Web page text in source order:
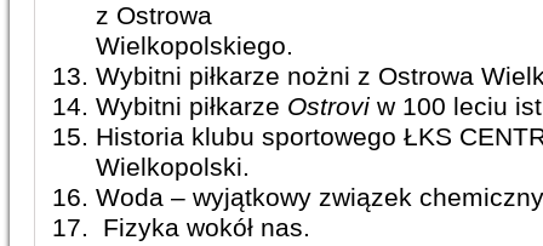
z Ostrowa
Wielkopolskiego.
Wybitni piłkarze nożni z Ostrowa
Wybitni piłkarze Ostrovi w 100 leciu
Historia klubu sportowego ŁKS
Wielkopolski.
Woda – wyjątkowy związek
Fizyka wokół nas.